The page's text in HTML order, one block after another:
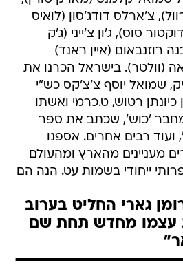
צ'ארלס דודג'סון (לואיס
סוס), ג'ון צ'ייני (ג'ק
רוזנבאום (איין ראנד)
(וולטר). בישראל הכרנו את
שמואל יוסף צ'צ'קס כש"י
כיונתן רטוש, ט.כרמי ואשתו
'כוש', שכתב את ספר
ועוד רבים אחרים. אספנו
מעניינים מהארץ ומהעולם
ייחודי בשמות עט. הנה הם
גארי החליט בערוב
עצמו מחדש תחת שם